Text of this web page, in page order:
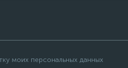
моих персональных данных